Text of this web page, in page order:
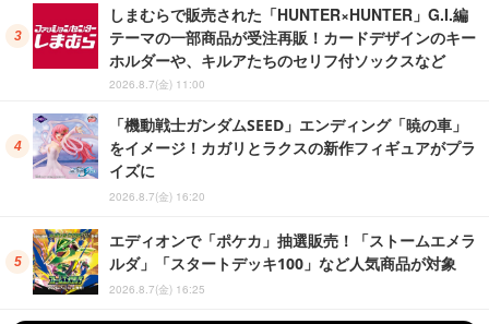
しまむらで販売された「HUNTER×HUNTER」G.I.編
テーマの一部商品が受注再販！カードデザインのキー
ホルダーや、キルアたちのセリフ付ソックスなど
2026.8.7(金) 11:00
「機動戦士ガンダムSEED」エンディング「暁の車」
をイメージ！カガリとラクスの新作フィギュアがプラ
イズに
2026.8.7(金) 16:20
エディオンで「ポケカ」抽選販売！「ストームエメラ
ルダ」「スタートデッキ100」など人気商品が対象
2026.8.7(金) 16:25